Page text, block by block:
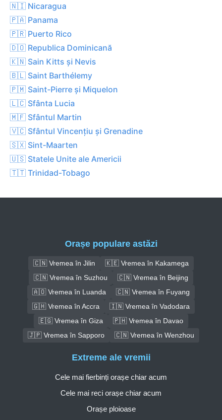
🇳🇮 Nicaragua
🇵🇦 Panama
🇵🇷 Puerto Rico
🇩🇴 Republica Dominicană
🇰🇳 Sain Kitts și Nevis
🇧🇱 Saint Barthélemy
🇵🇲 Saint-Pierre și Miquelon
🇱🇨 Sfânta Lucia
🇲🇫 Sfântul Martin
🇻🇨 Sfântul Vincențiu și Grenadine
🇸🇽 Sint-Maarten
🇺🇸 Statele Unite ale Americii
🇹🇹 Trinidad-Tobago
Orașe populare astăzi
🇨🇳 Vremea în Jilin
🇰🇪 Vremea în Kakamega
🇨🇳 Vremea în Suzhou
🇨🇳 Vremea în Beijing
🇦🇴 Vremea în Luanda
🇨🇳 Vremea în Fuyang
🇬🇭 Vremea în Accra
🇮🇳 Vremea în Vadodara
🇪🇬 Vremea în Giza
🇵🇭 Vremea în Davao
🇯🇵 Vremea în Sapporo
🇨🇳 Vremea în Wenzhou
Extreme ale vremii
Cele mai fierbinți orașe chiar acum
Cele mai reci orașe chiar acum
Orașe ploioase